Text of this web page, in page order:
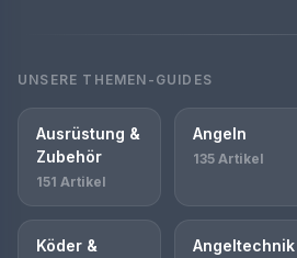
UNSERE THEMEN-GUIDES
Ausrüstung &
Zubehör
151 Artikel
Angeln
135 Artikel
Köder &
Angeltechnik